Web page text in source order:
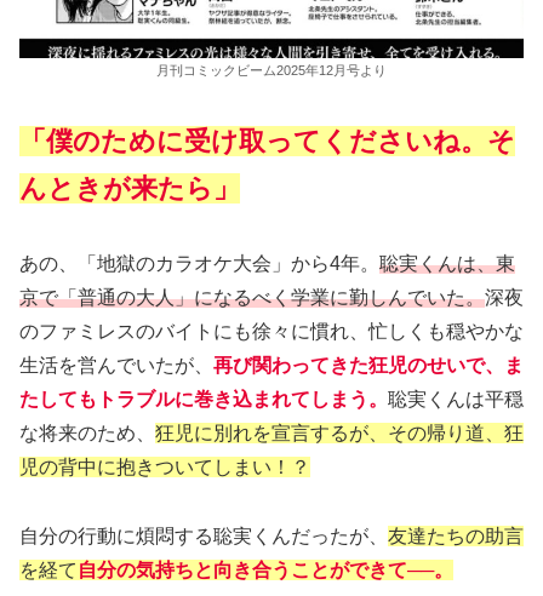
月刊コミックビーム2025年12月号より
「僕のために受け取ってくださいね。そ
んときが来たら」
あの、「地獄のカラオケ大会」から4年。 聡実くんは、東
京で「普通の大人」になるべく学業に勤しんでいた。深夜
のファミレスのバイトにも徐々に慣れ、忙しくも穏やかな
生活を営んでいたが、 再び関わってきた狂児のせいで、ま
たしてもトラブルに巻き込まれてしまう。 聡実くんは平穏
な将来のため、 狂児に別れを宣言するが、その帰り道、狂
児の背中に抱きついてしまい！？
自分の行動に煩悶する聡実くんだったが、 友達たちの助言
を経て 自分の気持ちと向き合うことができて──。